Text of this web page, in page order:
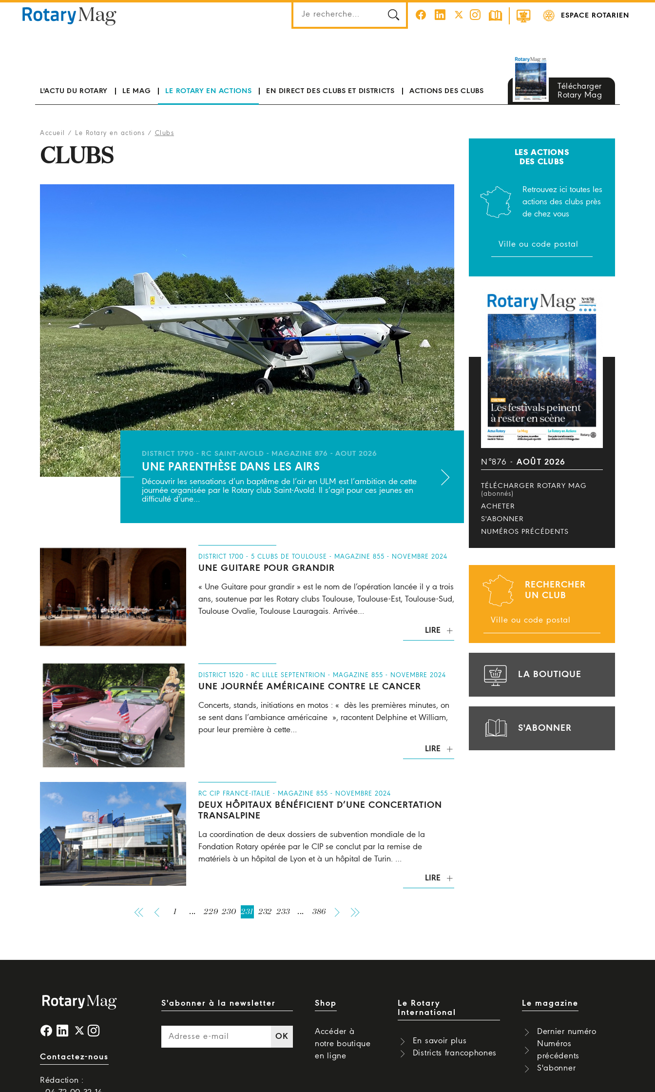
ESPACE ROTARIEN
L'ACTU DU ROTARY LE MAG LE ROTARY EN ACTIONS EN DIRECT DES CLUBS ET DISTRICTS ACTIONS DES CLUBS
Télécharger
Rotary Mag
Accueil / Le Rotary en actions / Clubs
CLUBS
DISTRICT 1790 - RC SAINT-AVOLD - MAGAZINE 876 - AOUT 2026
UNE PARENTHÈSE DANS LES AIRS
Découvrir les sensations d’un baptême de l’air en ULM est l’ambition de cette
journée organisée par le Rotary club Saint-Avold. Il s’agit pour ces jeunes en
difficulté d’une…
DISTRICT 1700 - 5 CLUBS DE TOULOUSE - MAGAZINE 855 - NOVEMBRE 2024
UNE GUITARE POUR GRANDIR
« Une Guitare pour grandir » est le nom de l’opération lancée il y a trois
ans, soutenue par les Rotary clubs Toulouse, Toulouse-Est, Toulouse-Sud,
Toulouse Ovalie, Toulouse Lauragais. Arrivée…
LIRE
DISTRICT 1520 - RC LILLE SEPTENTRION - MAGAZINE 855 - NOVEMBRE 2024
UNE JOURNÉE AMÉRICAINE CONTRE LE CANCER
Concerts, stands, initiations en motos : « dès les premières minutes, on
se sent dans l’ambiance américaine », racontent Delphine et William,
pour leur première à cette…
LIRE
RC CIP FRANCE-ITALIE - MAGAZINE 855 - NOVEMBRE 2024
DEUX HÔPITAUX BÉNÉFICIENT D’UNE CONCERTATION
TRANSALPINE
La coordination de deux dossiers de subvention mondiale de la
Fondation Rotary opérée par le CIP se conclut par la remise de
matériels à un hôpital de Lyon et à un hôpital de Turin. …
LIRE
1 ... 229 230 231 232 233 ... 386
LES ACTIONS
DES CLUBS
Retrouvez ici toutes les
actions des clubs près
de chez vous
N°876 - AOÛT 2026
TÉLÉCHARGER ROTARY MAG
(abonnés)
ACHETER
S'ABONNER
NUMÉROS PRÉCÉDENTS
RECHERCHER
UN CLUB
LA BOUTIQUE
S'ABONNER
Contactez-nous
Rédaction :
S'abonner à la newsletter
OK
Shop
Accéder à
notre boutique
en ligne
Le Rotary
International
En savoir plus
Districts francophones
Le magazine
Dernier numéro
Numéros
précédents
S'abonner
Panneau de gestion des cookies